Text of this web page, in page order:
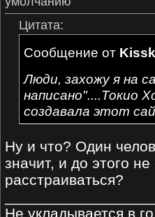
Цитата:
Сообщение от
Люди, захожу я на
написано"....Токио
создавала этот
Ну и что? Один
значит, и до этого
расстраиваться?
Не укладывается в